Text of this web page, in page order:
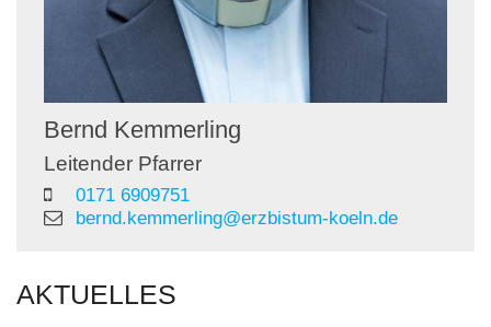
Bernd Kemmerling
Leitender Pfarrer
0171 6909751
bernd.kemmerling@erzbistum-koeln.de
AKTUELLES